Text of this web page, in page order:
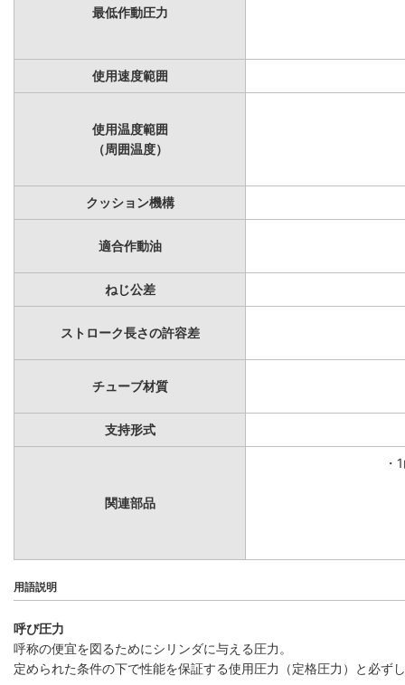
最低作動圧力
使用速度範囲
使用温度範囲
（周囲温度）
クッション機構
適合作動油
ねじ公差
ストローク長さの許容差
チューブ材質
支持形式
関連部品
・
用語説明
呼び圧力
呼称の便宜を図るためにシリンダに与える圧力。
定められた条件の下で性能を保証する使用圧力（定格圧力）と必ず